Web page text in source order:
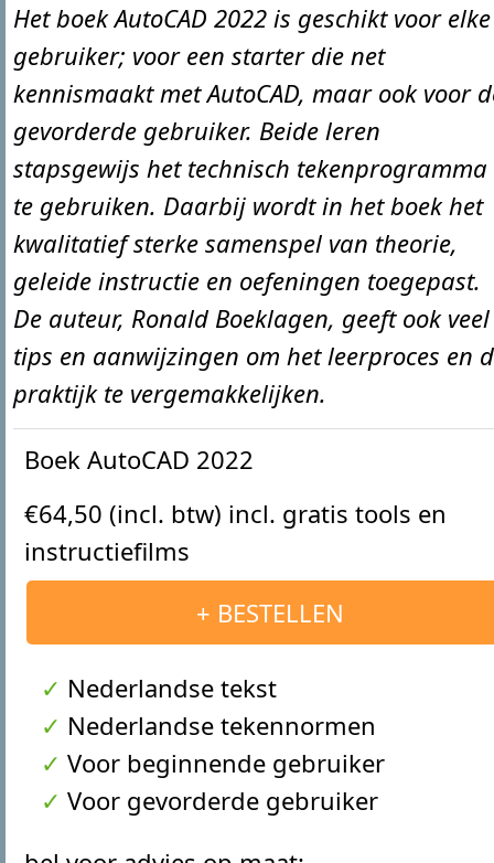
Het boek AutoCAD 2022 is geschikt voor elke
gebruiker; voor een starter die net
kennismaakt met AutoCAD, maar ook voor
gevorderde gebruiker. Beide leren
stapsgewijs het technisch tekenprogramma
te gebruiken. Daarbij wordt in het boek het
kwalitatief sterke samenspel van theorie,
geleide instructie en oefeningen toegepast.
De auteur, Ronald Boeklagen, geeft ook veel
tips en aanwijzingen om het leerproces en
praktijk te vergemakkelijken.
Boek AutoCAD 2022
€64,50 (incl. btw) incl. gratis tools en
instructiefilms
+ BESTELLEN
Nederlandse tekst
Nederlandse tekennormen
Voor beginnende gebruiker
Voor gevorderde gebruiker